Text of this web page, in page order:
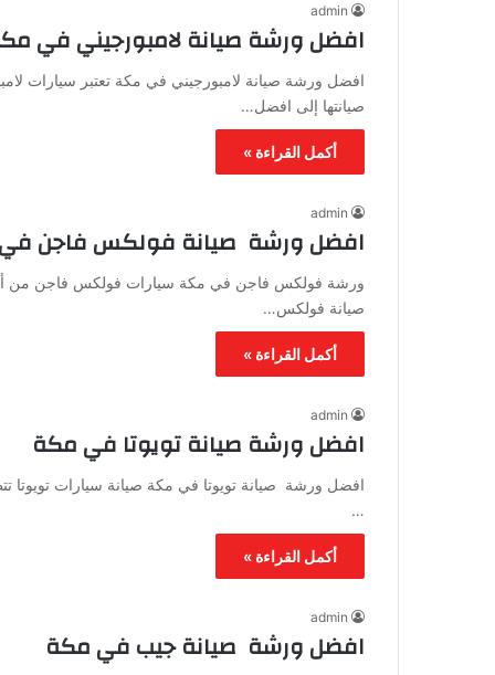
admin
افضل ورشة صيانة لامبورجيني في
افضل ورشة صيانة لامبورجيني في مكة تعتبر سيارات
صيانتها إلى افضل…
أكمل القراءة »
admin
افضل ورشة صيانة فولكس فاجن
ورشة فولكس فاجن في مكة سيارات فولكس فاجن من
صيانة فولكس…
أكمل القراءة »
admin
افضل ورشة صيانة تويوتا في مكة
افضل ورشة صيانة تويوتا في مكة صيانة سيارات تويوتا
…
أكمل القراءة »
admin
افضل ورشة صيانة جيب في مكة